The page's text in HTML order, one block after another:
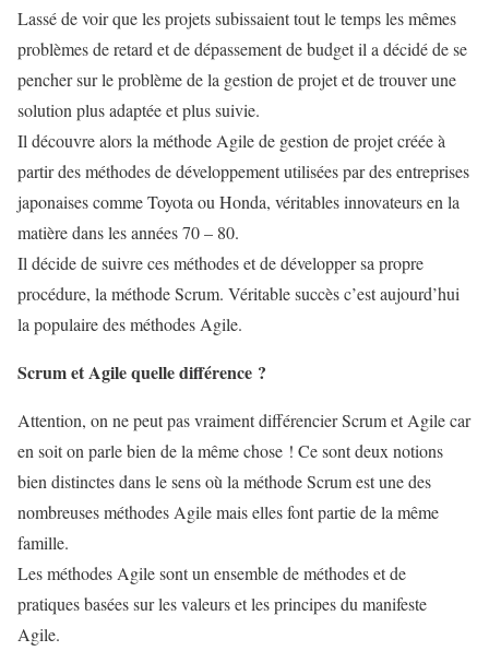
Lassé de voir que les projets subissaient tout le temps les mêmes
problèmes de retard et de dépassement de budget il a décidé de se
pencher sur le problème de la gestion de projet et de trouver une
solution plus adaptée et plus suivie.
Il découvre alors la méthode Agile de gestion de projet créée à
partir des méthodes de développement utilisées par des entreprises
japonaises comme Toyota ou Honda, véritables innovateurs en la
matière dans les années 70 – 80.
Il décide de suivre ces méthodes et de développer sa propre
procédure, la méthode Scrum. Véritable succès c’est aujourd’hui
la populaire des méthodes Agile.
Scrum et Agile quelle différence ?
Attention, on ne peut pas vraiment différencier Scrum et Agile car
en soit on parle bien de la même chose ! Ce sont deux notions
bien distinctes dans le sens où la méthode Scrum est une des
nombreuses méthodes Agile mais elles font partie de la même
famille.
Les méthodes Agile sont un ensemble de méthodes et de
pratiques basées sur les valeurs et les principes du manifeste
Agile.